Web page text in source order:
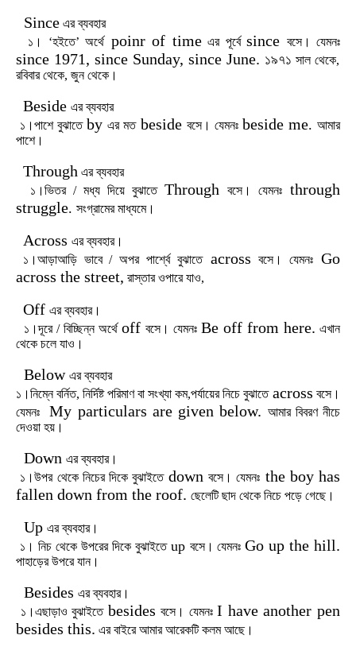
Since এর ব্যবহার
১।
‘হইতে’ অর্থে poinr of time এর পূর্বে since বসে। যেমনঃ
since 1971, since Sunday, since June. ১৯৭১ সাল থেকে,
রবিবার থেকে, জুন থেকে ।
Beside এর ব্যবহার
১।পাশে বুঝাতে byএর মত beside বসে। যেমনঃ beside me. আমার
পাশে।
Through এর ব্যবহার
১।ভিতর/ মধ্য দিয়ে বুঝাতে Through বসে। যেমনঃ through
struggle. সংগ্রামের মাধ্যমে।
Across এর ব্যবহার।
১।আড়াআড়ি ভাবে/অপর পার্শ্বে বুঝাতে across বসে। যেমনঃ Go
across the street, রাস্তার ওপারে যাও,
Off এর ব্যবহার।
১।দূরে/ বিচ্ছিন্ন অর্থে off বসে। যেমনঃ Be off from here. এখান
থেকে চলে যাও।
Below এর ব্যবহার
১।নিম্নে বর্নিত, নির্দিষ্ট পরিমাণ বা সংখ্যা কম,পর্যায়ের নিচে বুঝাতে across বসে।
যেমনঃ
My particulars are given below. আমার বিবরণ নীচে
দেওয়া হয়।
Down এর ব্যবহার।
১।উপর থেকে নিচের দিকে বুঝাইতে down বসে। যেমনঃ the boy has
fallen down from the roof. ছেলেটি ছাদ থেকে নিচে পড়ে গেছে।
Up এর ব্যবহার।
১। নিচ থেকে উপরের দিকে বুঝাইতে up বসে। যেমনঃ Go up the hill.
পাহাড়ের উপরে যান।
Besides এর ব্যবহার।
১।এছাড়াও বুঝাইতে besidesবসে। যেমনঃ I have another pen
besides this. এর বাইরে আমার আরেকটি কলম আছে।